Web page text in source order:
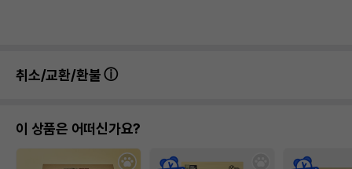
취소/교환/환불
이 상품은 어떠신가요?